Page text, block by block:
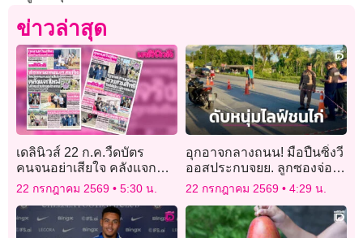
ข่าวล่าสุด
เดลินิวส์ 22 ก.ค.วืดบัตร
คนจนอย่าเสียใจ คลังแจก
ใหม่ ใส่ไทยช่วยไทย6ล้าน
22 กรกฎาคม 2569 5:30 น.
อุกอาจกลางถนน! มือปืนซิ่งวี
ออสประกบจยย. ลูกซองจ่อยิง
หนุ่มไลฟ์ชนไก่
22 กรกฎาคม 2569 4:29 น.